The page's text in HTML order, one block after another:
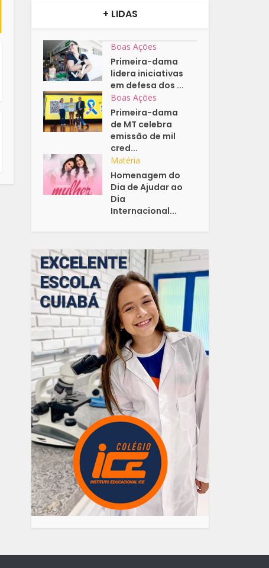
+ LIDAS
Boas Ações
Primeira-dama
lidera iniciativas
em defesa dos ...
Boas Ações
Primeira-dama
de MT celebra
emissão de mil
cred...
Matéria
Homenagem do
Dia de Ajudar ao
Dia
Internacional...